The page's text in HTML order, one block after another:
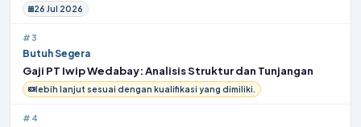
26 Jul 2026
#3
Butuh Segera
Gaji PT Iwip Wedabay: Analisis Struktur dan Tunjangan
lebih lanjut sesuai dengan kualifikasi yang dimiliki.
#4